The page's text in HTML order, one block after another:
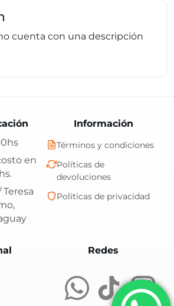
cuenta con una descripción
RedesCentral Shop es
Información
Términos y condiciones
Políticas de
devoluciones
Politicas de privacidad
en
Teresa